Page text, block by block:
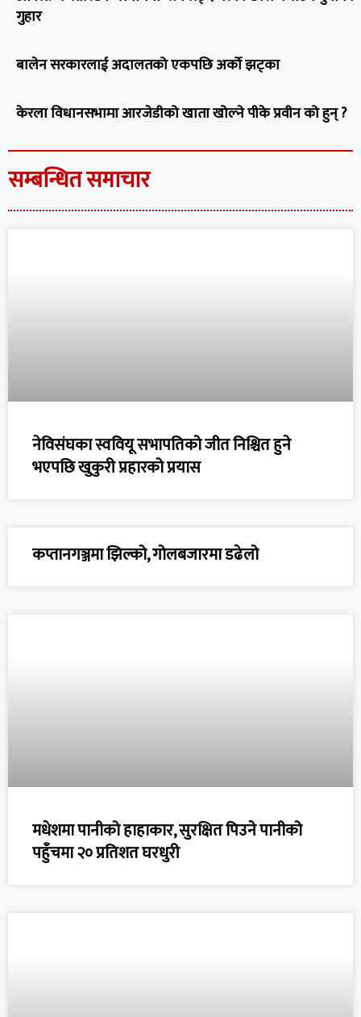
गुहार
बालेन सरकारलाई अदालतको एकपछि अर्को झट्का
केरला विधानसभामा आरजेडीको खाता खोल्ने पीके प्रवीन को हुन् ?
सम्बन्धित समाचार
नेविसंघका स्ववियू सभापतिको जीत निश्चित हुने
भएपछि खुकुरी प्रहारको प्रयास
कप्तानगञ्जमा झिल्को, गोलबजारमा डढेलो
मधेशमा पानीको हाहाकार, सुरक्षित पिउने पानीको
पहुँचमा २० प्रतिशत घरधुरी